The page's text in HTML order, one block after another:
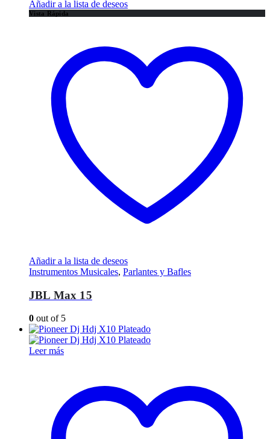
Añadir a la lista de deseos
Vista Rápida
Añadir a la lista de deseos
Instrumentos Musicales, Parlantes y Bafles
JBL Max 15
0 out of 5
Leer más